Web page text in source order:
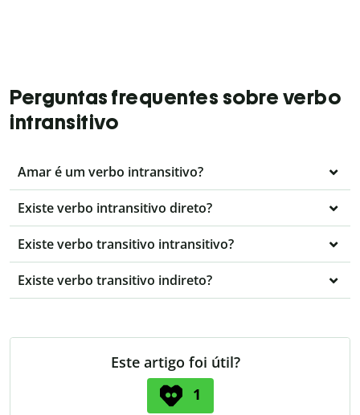
Perguntas frequentes sobre verbo
intransitivo
Amar é um verbo intransitivo?
Existe verbo intransitivo direto?
Existe verbo transitivo intransitivo?
Existe verbo transitivo indireto?
Este artigo foi útil?
1